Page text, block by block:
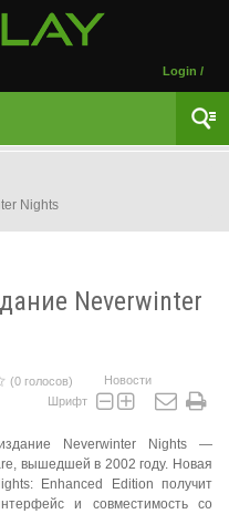
Login /
Nights
Neverwinter
(0 голосов)
Новости
Шрифт
Neverwinter Nights —
вышедшей в 2002 году. Новая
Enhanced Edition получит
и совместимость со